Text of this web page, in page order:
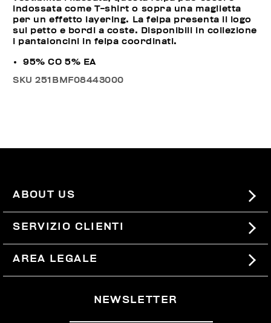
indossata come T-shirt o sopra una maglietta
per un effetto layering. La felpa presenta il logo
sul petto e bordi a coste. Disponibili in collezione
i pantaloncini in felpa coordinati.
95% CO 5% EA
SKU251BMF08443000
ABOUT US
#BKKWORLD
SITEMAP
SERVIZIO CLIENTI
SPEDIZIONI
RESI
AREA LEGALE
NEWSLETTER